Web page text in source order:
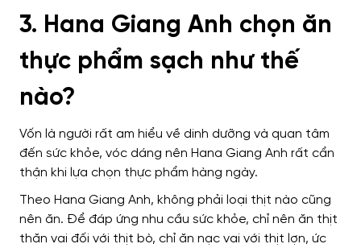
3. Hana Giang Anh chọn ăn
thực phẩm sạch như thế
nào?
Vốn là người rất am hiểu về dinh dưỡng và quan tâm
đến sức khỏe, vóc dáng nên Hana Giang Anh rất cẩn
thận khi lựa chọn thực phẩm hàng ngày.
Theo Hana Giang Anh, không phải loại thịt nào cũng
nên ăn. Để đáp ứng nhu cầu sức khỏe, chỉ nên ăn thịt
thăn vai đối với thịt bò, chỉ ăn nạc vai với thịt lợn, ức